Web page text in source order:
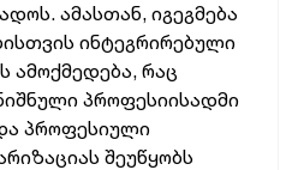
ამასთან, იგეგმება
ინტეგრირებული
ამოქმედება, რაც
პროფესიისადმი
პროფესიული
შეუწყობს